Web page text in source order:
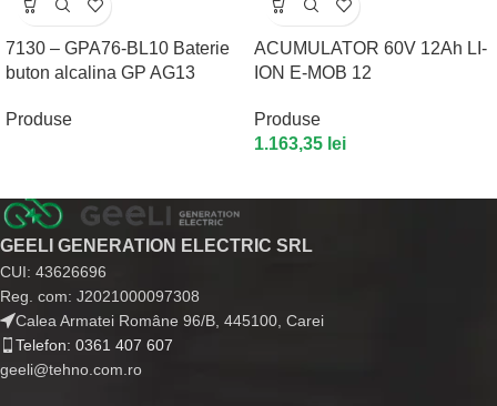
7130 – GPA76-BL10 Baterie
buton alcalina GP AG13
Produse
ACUMULATOR 60V 12Ah LI-
ION E-MOB 12
Produse
1.163,35 lei
GEELI GENERATION ELECTRIC SRL
CUI: 43626696
Reg. com: J2021000097308
Calea Armatei Române 96/B, 445100, Carei
Telefon: 0361 407 607
geeli@tehno.com.ro